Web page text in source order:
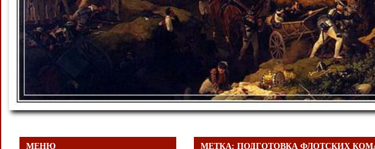
МЕТКА:ПОДГОТОВКА ФЛОТСКИХ
МЕНЮ